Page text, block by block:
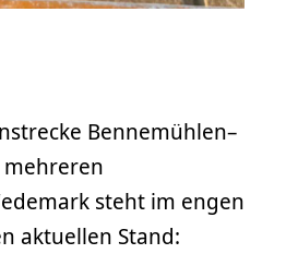
Bennemühlen–
mehreren
steht im engen
aktuellen Stand: